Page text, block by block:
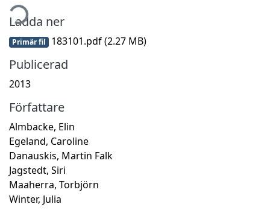
Ladda ner
Primär fil 183101.pdf(2.27 MB)
Publicerad
2013
Författare
Almbacke, Elin
Egeland, Caroline
Danauskis, Martin Falk
Jagstedt, Siri
Maaherra, Torbjörn
Winter, Julia